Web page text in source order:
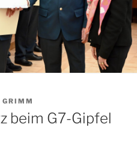
GRIMM
beim G7-Gipfel